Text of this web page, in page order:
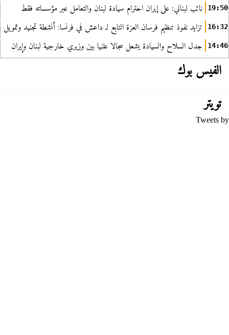
19:50 نائب لبناني: على إيران احترام سيادة لبنان والتعامل عبر مؤسساته فقط
16:32 تزايد نفوذ تنظيم فرسان العزة التابع لـ داعش في فرنسا: أنشطة تجنيد
14:46 جدل السلاح والسيادة يشعل سجالا علنيا بين وزيري خارجية لبنان وإيران
الفيس بوك
تويتر
Tweets by